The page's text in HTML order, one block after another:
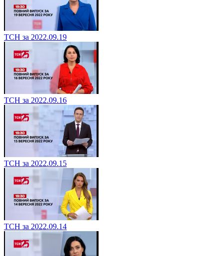
ТСН за 2022.09.19
ТСН за 2022.09.16
ТСН за 2022.09.15
ТСН за 2022.09.14